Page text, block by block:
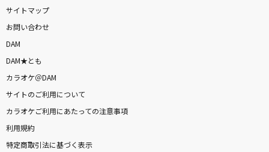
サイトマップ
お問い合わせ
DAM
DAM★とも
カラオケ＠DAM
サイトのご利用について
カラオケご利用にあたっての注意事項
利用規約
特定商取引法に基づく表示